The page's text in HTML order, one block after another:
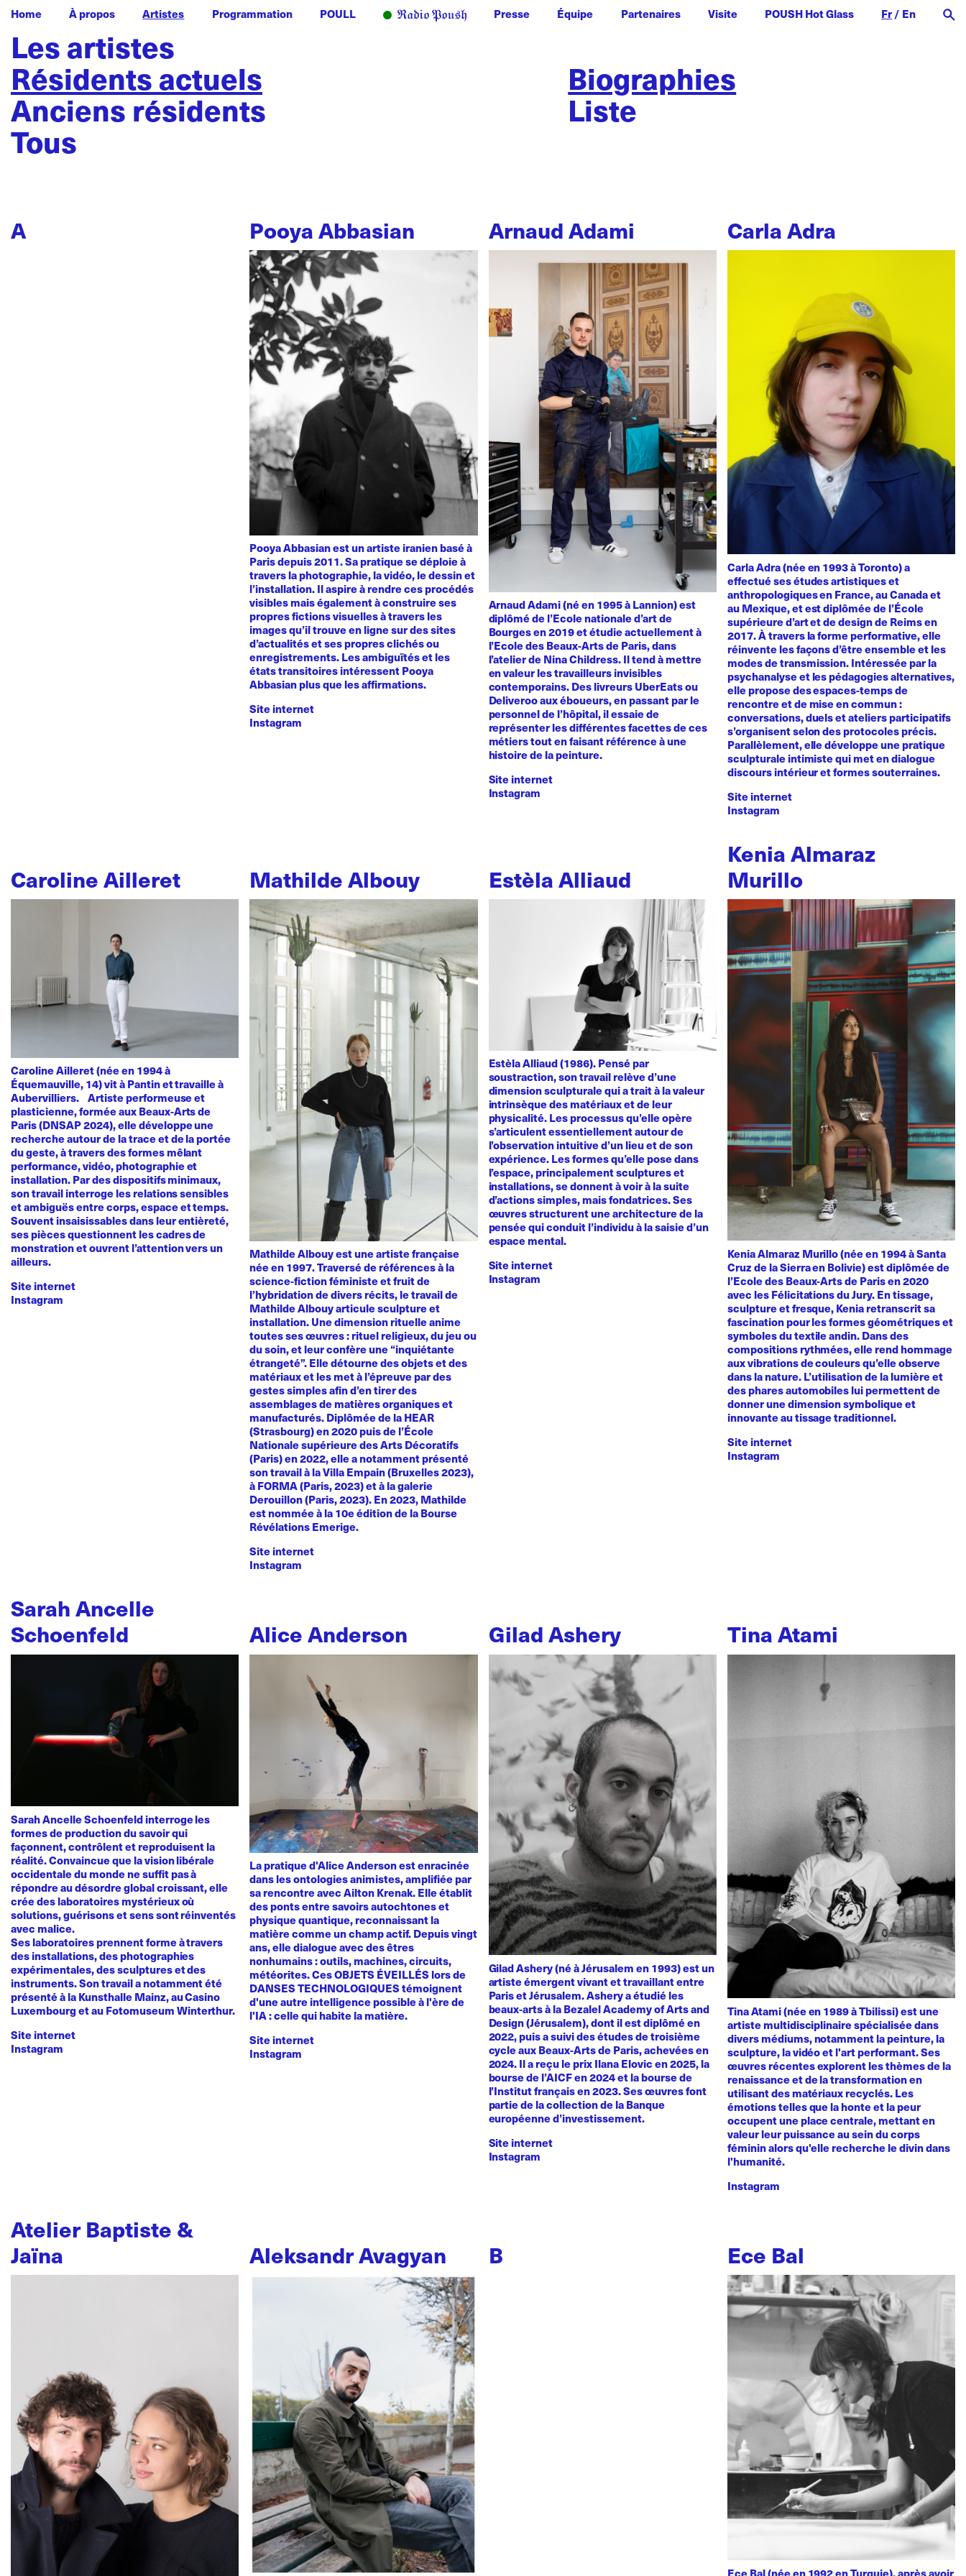
Home À propos Artistes Programmation POULL Presse Équipe Partenaires Visite POUSH Hot Glass Fr/ En
Les artistes
Résidents actuels
Anciens résidents
Tous
Biographies
Liste
A Pooya Abbasian
Pooya Abbasian est un artiste iranien basé à
Paris depuis 2011. Sa pratique se déploie à
travers la photographie, la vidéo, le dessin et
l’installation. Il aspire à rendre ces procédés
visibles mais également à construire ses
propres fictions visuelles à travers les
images qu’il trouve en ligne sur des sites
d’actualités et ses propres clichés ou
enregistrements. Les ambiguïtés et les
états transitoires intéressent Pooya
Abbasian plus que les affirmations.
Site internet
Instagram
Arnaud Adami
Arnaud Adami (né en 1995 à Lannion) est
diplômé de l’Ecole nationale d’art de
Bourges en 2019 et étudie actuellement à
l’Ecole des Beaux-Arts de Paris, dans
l’atelier de Nina Childress. Il tend à mettre
en valeur les travailleurs invisibles
contemporains. Des livreurs UberEats ou
Deliveroo aux éboueurs, en passant par le
personnel de l’hôpital, il essaie de
représenter les différentes facettes de ces
métiers tout en faisant référence à une
histoire de la peinture.
Site internet
Instagram
Carla Adra
Carla Adra (née en 1993 à Toronto) a
effectué ses études artistiques et
anthropologiques en France, au Canada et
au Mexique, et est diplômée de l’École
supérieure d’art et de design de Reims en
2017. À travers la forme performative, elle
réinvente les façons d’être ensemble et les
modes de transmission. Intéressée par la
psychanalyse et les pédagogies alternatives,
elle propose des espaces-temps de
rencontre et de mise en commun :
conversations, duels et ateliers participatifs
s’organisent selon des protocoles précis.
Parallèlement, elle développe une pratique
sculpturale intimiste qui met en dialogue
discours intérieur et formes souterraines.
Site internet
Instagram
Caroline Ailleret
Caroline Ailleret (née en 1994 à
Équemauville, 14) vit à Pantin et travaille à
Aubervilliers. Artiste performeuse et
plasticienne, formée aux Beaux-Arts de
Paris (DNSAP 2024), elle développe une
recherche autour de la trace et de la portée
du geste, à travers des formes mêlant
performance, vidéo, photographie et
installation. Par des dispositifs minimaux,
son travail interroge les relations sensibles
et ambiguës entre corps, espace et temps.
Souvent insaisissables dans leur entièreté,
ses pièces questionnent les cadres de
monstration et ouvrent l’attention vers un
ailleurs.
Site internet
Instagram
Mathilde Albouy
Mathilde Albouy est une artiste française
née en 1997. Traversé de références à la
science-fiction féministe et fruit de
l’hybridation de divers récits, le travail de
Mathilde Albouy articule sculpture et
installation. Une dimension rituelle anime
toutes ses œuvres : rituel religieux, du jeu ou
du soin, et leur confère une “inquiétante
étrangeté”. Elle détourne des objets et des
matériaux et les met à l’épreuve par des
gestes simples afin d’en tirer des
assemblages de matières organiques et
manufacturés. Diplômée de la HEAR
(Strasbourg) en 2020 puis de l’École
Nationale supérieure des Arts Décoratifs
(Paris) en 2022, elle a notamment présenté
son travail à la Villa Empain (Bruxelles 2023),
à FORMA (Paris, 2023) et à la galerie
Derouillon (Paris, 2023). En 2023, Mathilde
est nommée à la 10e édition de la Bourse
Révélations Emerige.
Site internet
Instagram
Estèla Alliaud
Estèla Alliaud (1986). Pensé par
soustraction, son travail relève d’une
dimension sculpturale qui a trait à la valeur
intrinsèque des matériaux et de leur
physicalité. Les processus qu’elle opère
s’articulent essentiellement autour de
l’observation intuitive d’un lieu et de son
expérience. Les formes qu’elle pose dans
l’espace, principalement sculptures et
installations, se donnent à voir à la suite
d’actions simples, mais fondatrices. Ses
œuvres structurent une architecture de la
pensée qui conduit l’individu à la saisie d’un
espace mental.
Site internet
Instagram
Kenia Almaraz
Murillo
Kenia Almaraz Murillo (née en 1994 à Santa
Cruz de la Sierra en Bolivie) est diplômée de
l’Ecole des Beaux-Arts de Paris en 2020
avec les Félicitations du Jury. En tissage,
sculpture et fresque, Kenia retranscrit sa
fascination pour les formes géométriques et
symboles du textile andin. Dans des
compositions rythmées, elle rend hommage
aux vibrations de couleurs qu’elle observe
dans la nature. L’utilisation de la lumière et
des phares automobiles lui permettent de
donner une dimension symbolique et
innovante au tissage traditionnel.
Site internet
Instagram
Sarah Ancelle
Schoenfeld
Sarah Ancelle Schoenfeld interroge les
formes de production du savoir qui
façonnent, contrôlent et reproduisent la
réalité. Convaincue que la vision libérale
occidentale du monde ne suffit pas à
répondre au désordre global croissant, elle
crée des laboratoires mystérieux où
solutions, guérisons et sens sont réinventés
avec malice.
Ses laboratoires prennent forme à travers
des installations, des photographies
expérimentales, des sculptures et des
instruments. Son travail a notamment été
présenté à la Kunsthalle Mainz, au Casino
Luxembourg et au Fotomuseum Winterthur.
Site internet
Instagram
Alice Anderson
La pratique d'Alice Anderson est enracinée
dans les ontologies animistes, amplifiée par
sa rencontre avec Ailton Krenak. Elle établit
des ponts entre savoirs autochtones et
physique quantique, reconnaissant la
matière comme un champ actif. Depuis vingt
ans, elle dialogue avec des êtres
nonhumains : outils, machines, circuits,
météorites. Ces OBJETS ÉVEILLÉS lors de
DANSES TECHNOLOGIQUES témoignent
d'une autre intelligence possible à l'ère de
l'IA : celle qui habite la matière.
Site internet
Instagram
Gilad Ashery
Gilad Ashery (né à Jérusalem en 1993) est un
artiste émergent vivant et travaillant entre
Paris et Jérusalem. Ashery a étudié les
beaux-arts à la Bezalel Academy of Arts and
Design (Jérusalem), dont il est diplômé en
2022, puis a suivi des études de troisième
cycle aux Beaux-Arts de Paris, achevées en
2024. Il a reçu le prix Ilana Elovic en 2025, la
bourse de l’AICF en 2024 et la bourse de
l’Institut français en 2023. Ses œuvres font
partie de la collection de la Banque
européenne d’investissement.
Site internet
Instagram
Tina Atami
Tina Atami (née en 1989 à Tbilissi) est une
artiste multidisciplinaire spécialisée dans
divers médiums, notamment la peinture, la
sculpture, la vidéo et l'art performant. Ses
œuvres récentes explorent les thèmes de la
renaissance et de la transformation en
utilisant des matériaux recyclés. Les
émotions telles que la honte et la peur
occupent une place centrale, mettant en
valeur leur puissance au sein du corps
féminin alors qu'elle recherche le divin dans
l'humanité.
Instagram
Atelier Baptiste &
Jaïna
Aleksandr Avagyan B Ece Bal
Ece Bal (née en 1992 en Turquie), après avoir